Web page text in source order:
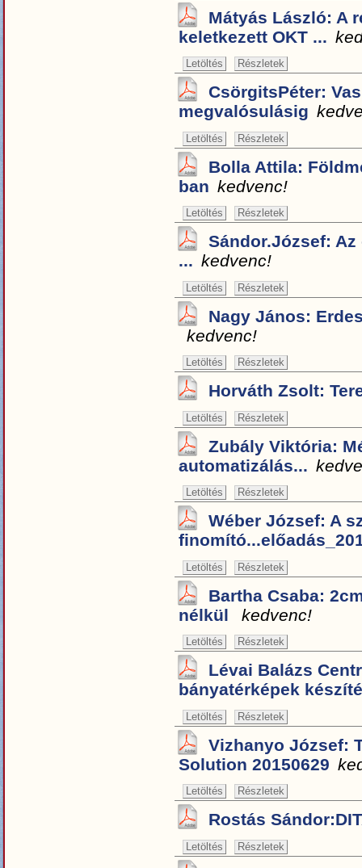
Mátyás László: A
keletkezett OKT ...
Letöltés Részletek
CsörgitsPéter:
megvalósulásig
Letöltés Részletek
Bolla Attila:
ban kedvenc!
Letöltés Részletek
Sándor.József:
... kedvenc!
Letöltés Részletek
Nagy János:
kedvenc!
Letöltés Részletek
Horváth Zsolt:
Letöltés Részletek
Zubály Viktória:
automatizálás...
Letöltés Részletek
Wéber József: A
Letöltés Részletek
Bartha Csaba:
nélkül
kedvenc!
Letöltés Részletek
Lévai Balázs
bányatérképek
Letöltés Részletek
Vizhanyo József:
Solution 20150629
Letöltés Részletek
Rostás
Letöltés Részletek